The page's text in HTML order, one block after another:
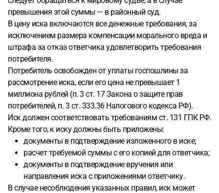
превышения этой суммы — в районный суд.
В цену иска включаются все денежные требования, за
исключением размера компенсации морального вреда и
штрафа за отказ ответчика удовлетворить требования
потребителя.
Потребитель освобожден от уплаты госпошлины за
рассмотрение иска, если его цена не превышает 1
миллиона рублей (п. 3 ст. 17 Закона о защите прав
потребителей, п. 3 ст. 333.36 Налогового кодекса РФ).
Иск должен соответствовать требованиям ст. 131 ГПК РФ.
Кроме того, к иску должны быть приложены:
документы в подтверждение изложенного в иске;
расчет требуемой суммы с его копией для ответчика;
документы в подтверждение вручения или
направления иска с приложениями ответчику.
В случае несоблюдения указанных правил, иск может